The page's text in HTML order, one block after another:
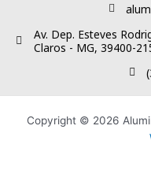
Tudo
Av. Dep. Esteves
Claros - MG, 39400-
Copyright © 2026